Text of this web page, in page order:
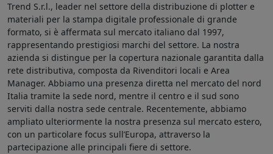
Trend S.r.l., leader nel settore della distribuzione di plotter e
materiali per la stampa digitale professionale di grande
formato, si è affermata sul mercato italiano dal 1997,
rappresentando prestigiosi marchi del settore. La nostra
azienda si distingue per la copertura nazionale garantita dalla
rete distributiva, composta da Rivenditori locali e Area
Manager. Abbiamo una presenza diretta nel mercato del nord
Italia tramite la sede nord, mentre il centro e il sud sono
serviti dalla nostra sede centrale. Recentemente, abbiamo
ampliato ulteriormente la nostra presenza sul mercato estero,
con un particolare focus sull’Europa, attraverso la
partecipazione alle principali fiere di settore.